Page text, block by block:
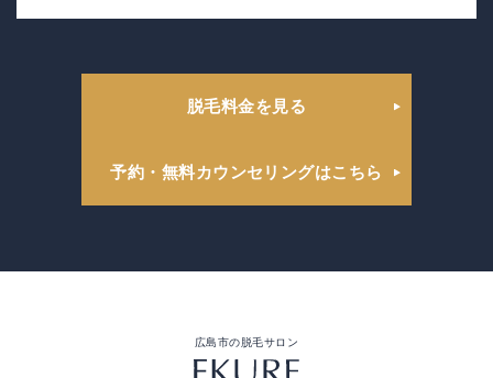
脱毛料金を見る
予約・無料カウンセリングはこちら
広島市の脱毛サロン